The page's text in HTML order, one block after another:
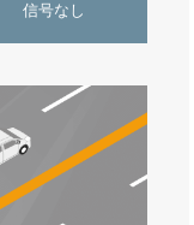
信号なし